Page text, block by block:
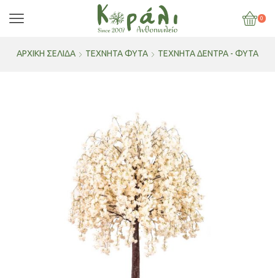
0
ΑΡΧΙΚΉ ΣΕΛΊΔΑ ΤΕΧΝΗΤΑ ΦΥΤΑ ΤΕΧΝΗΤΆ ΔΈΝΤΡΑ - ΦΥΤΆ